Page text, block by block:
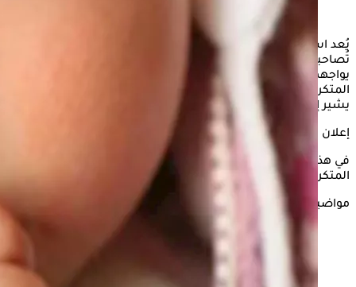
يُعد استقبال مولود جديد في العائلة مناسبةً سعيدة، لكنها
تُصاحبها أيضاً بعض المخاوف، ومن المشاكل الشائعة التي
يواجهها العديد من الآباء والأمهات هى دموع عيون أطفالهم
المتكررة، ورغم أن دموع العيون عند
يشير إلى مشكلة محتملة.
إعلان
في هذه السطور يستعرض "الكونسلتو" أسباب دموع عين الطفل
المتكررة، وذلك وفقًا لما جاء بموقع only my health.
مواضيع ذات صلة